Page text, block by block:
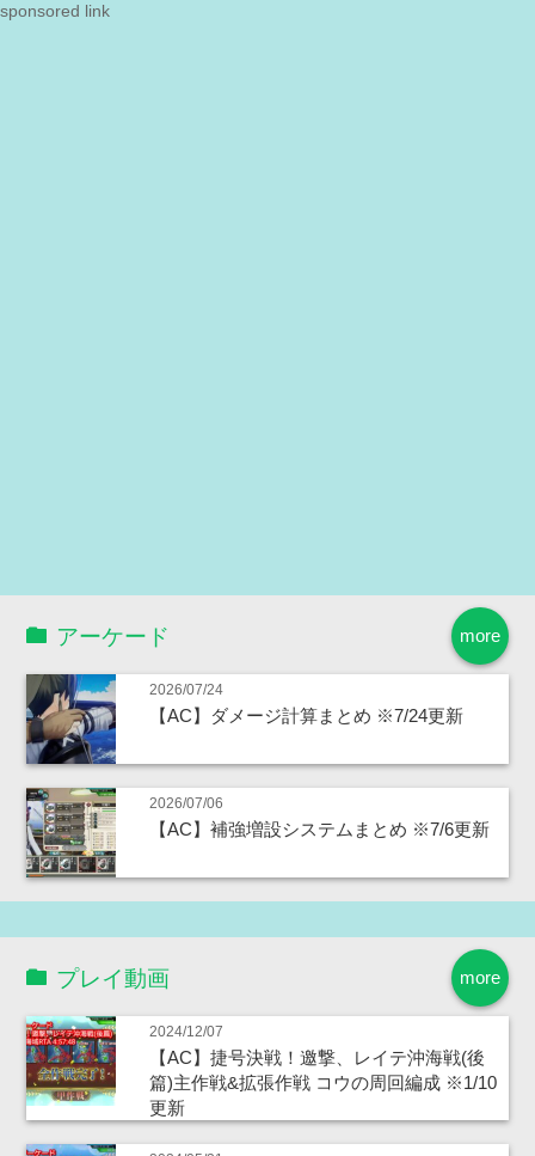
sponsored link
more
アーケード
2026/07/24
【AC】ダメージ計算まとめ ※7/24更新
2026/07/06
【AC】補強増設システムまとめ ※7/6更新
more
プレイ動画
2024/12/07
【AC】捷号決戦！邀撃、レイテ沖海戦(後
篇)主作戦&拡張作戦 コウの周回編成 ※1/10
更新